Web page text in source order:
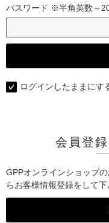
パスワード ※半角英数～
ログインしたままにす
会員登
GPPオンラインショップ
らお客様情報登録をして下